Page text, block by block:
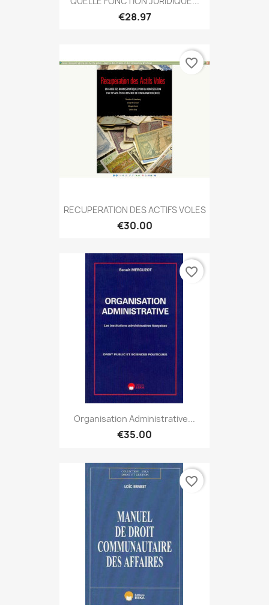
€28.97
RECUPERATION DES ACTIFS VOLES
€30.00
favorite_border
Organisation Administrative...
€35.00
favorite_border
favorite_border